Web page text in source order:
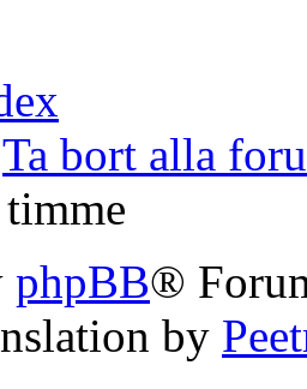
Ta bort alla
phpBB®
by